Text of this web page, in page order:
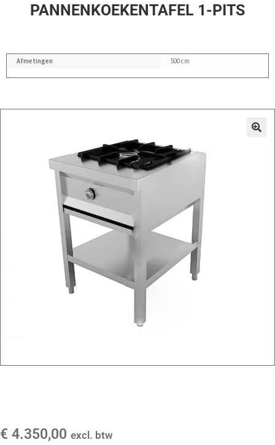
PANNENKOEKENTAFEL 1-PITS
Afmetingen 500 cm
€ 4.350,00 excl. btw